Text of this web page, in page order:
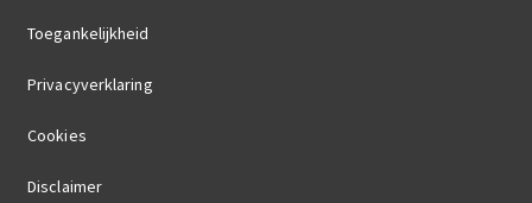
Toegankelijkheid
Privacyverklaring
Cookies
Disclaimer